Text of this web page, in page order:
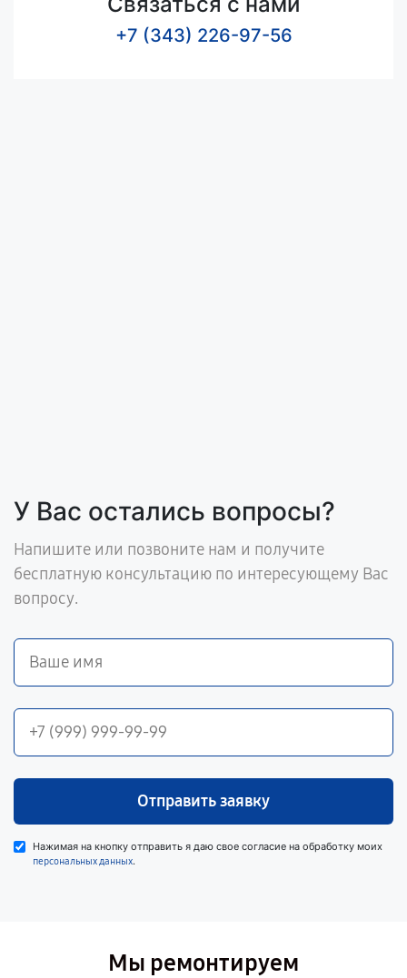
+7 (343) 226-97-56
У Вас остались вопросы?
Напишите или позвоните нам и получите
бесплатную консультацию по интересующему Вас
вопросу.
Отправить заявку
Нажимая на кнопку отправить я даю свое согласие на обработку моих
персональных данных.
Мы ремонтируем